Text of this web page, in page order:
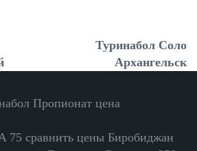
Туринабол Соло
Архангельск
Пропионат цена
75 сравнить цены Биробиджан